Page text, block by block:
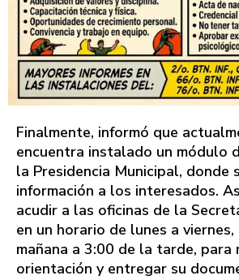
Finalmente, informó que
encuentra instalado un módulo
la Presidencia Municipal, donde
información a los interesados.
acudir a las oficinas de la
en un horario de lunes a
mañana a 3:00 de la tarde, para
orientación y entregar su